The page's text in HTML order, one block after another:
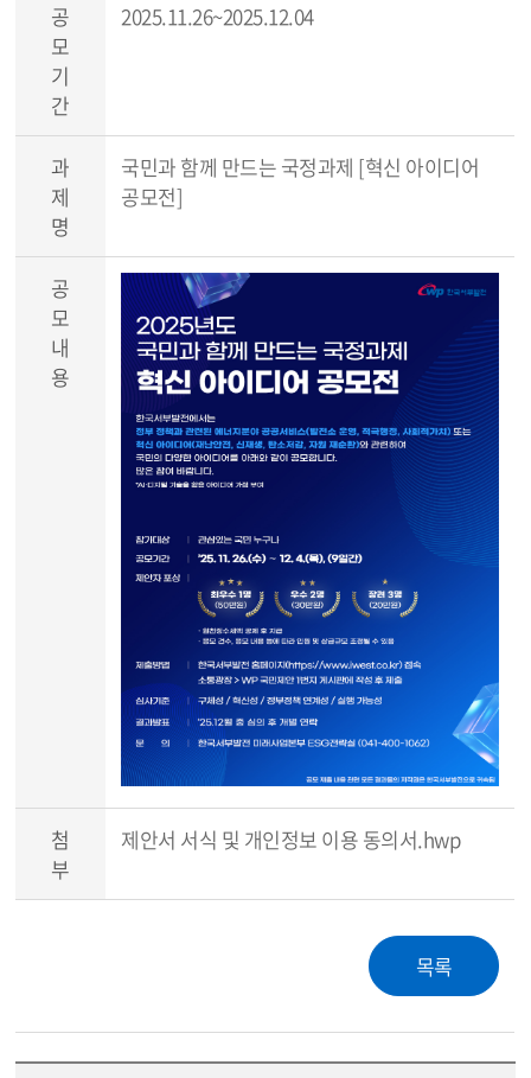
공
모
기
간
2025.11.26~2025.12.04
과
제
명
국민과 함께 만드는 국정과제 [혁신 아이디어
공모전]
공
모
내
용
첨
부
제안서 서식 및 개인정보 이용 동의서.hwp